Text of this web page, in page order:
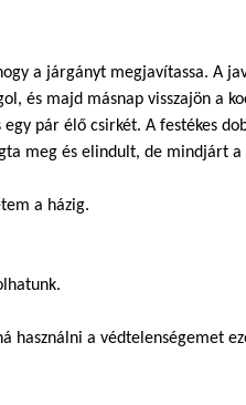
a járgányt megjavítassa. A
és majd másnap visszajön a
pár élő csirkét. A festékes
meg és elindult, de mindjárt a
a házig.
használni a védtelenségemet